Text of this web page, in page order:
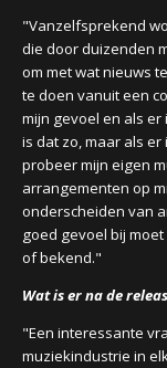
"Vanzelfsprekend
die door duizenden
om met wat nieuws
te doen vanuit een
mijn gevoel en als
is dat zo, maar als
probeer mijn eigen
arrangementen op
onderscheiden van
goed gevoel bij
of bekend."
Wat is er na de
"Een interessante
muziekindustrie in